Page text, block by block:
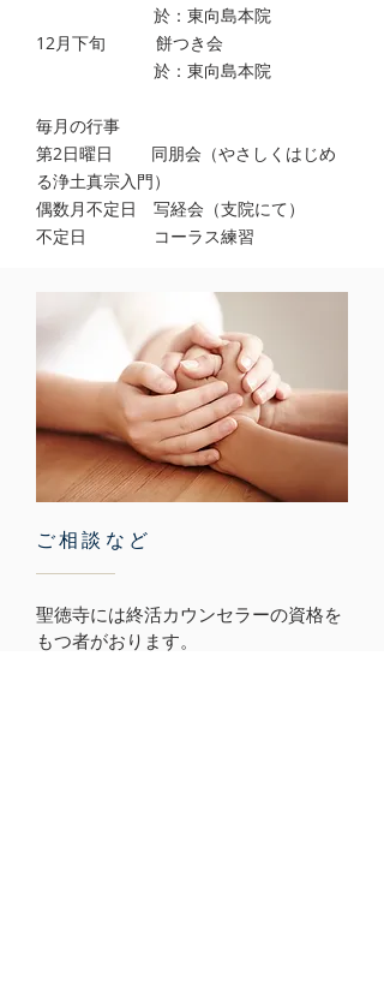
於：東向島本院
12月下旬 餅つき会
於：東向島本院
毎月の行事
第2日曜日 同朋会（やさしくはじめ
る浄土真宗入門）
偶数月不定日 写経会（支院にて）
​不定日 コーラス練習
ご相談など
聖徳寺には終活カウンセラーの資格を
もつ者がおります。